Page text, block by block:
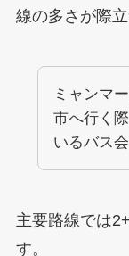
線の多さが際
ミャンマ
市へ行く
いるバス
主要路線では
す。